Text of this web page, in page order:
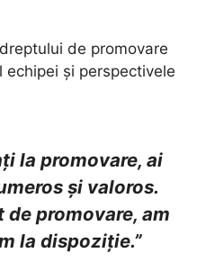
de promovare
și perspectivele
la promovare, ai
și valoros.
de promovare, am
la dispoziție.”